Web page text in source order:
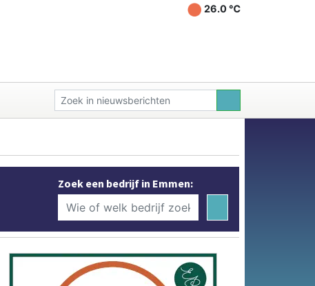
26.0 ℃
Zoek een bedrijf in Emmen: